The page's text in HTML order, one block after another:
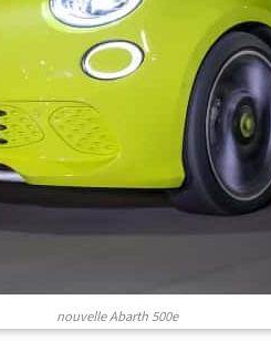
nouvelle Abarth 500e